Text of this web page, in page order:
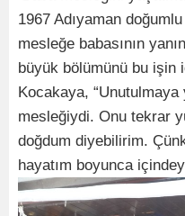
1967 Adıyaman
mesleğe babasının
büyük bölümünü bu işin
Kocakaya,
mesleğiydi. Onu tekrar
doğdum diyebilirim.
hayatım boyunca